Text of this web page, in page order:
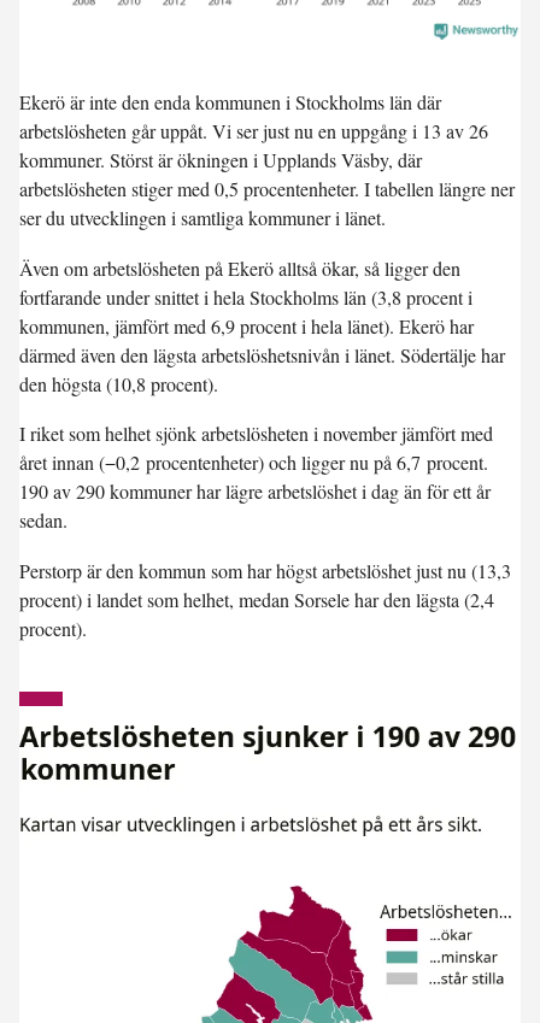
Ekerö är inte den enda kommunen i Stockholms län där
arbetslösheten går uppåt. Vi ser just nu enuppgång i 13 av 26
kommuner. Störst är ökningen i Upplands Väsby, där
arbetslösheten stiger med 0,5 procentenheter. I tabellen längre ner
ser du utvecklingen i samtliga kommuner i länet.
Även om arbetslösheten på Ekerö alltså ökar, så ligger den
fortfarandeunder snitteti hela Stockholms län (3,8 procent i
kommunen, jämfört med 6,9 procent i hela länet). Ekerö har
därmed även den lägsta arbetslöshetsnivån i länet. Södertälje har
den högsta (10,8 procent).
I riket som helhet sjönk arbetslösheten i november jämfört med
året innan (−0,2 procentenheter) och ligger nu på6,7 procent.
190 av 290 kommuner har lägre arbetslöshet i dag än för ett år
sedan.
Perstorp är den kommun som har högst arbetslöshet just nu (13,3
procent) i landet som helhet, medan Sorsele har den lägsta (2,4
procent).